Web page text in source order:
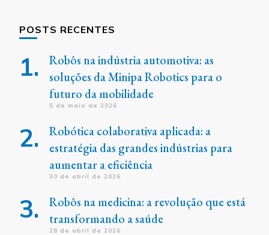
POSTS RECENTES
Robôs na indústria automotiva: as
soluções da Minipa Robotics para o
futuro da mobilidade
5 de maio de 2026
Robótica colaborativa aplicada: a
estratégia das grandes indústrias para
aumentar a eficiência
30 de abril de 2026
Robôs na medicina: a revolução que está
transformando a saúde
28 de abril de 2026